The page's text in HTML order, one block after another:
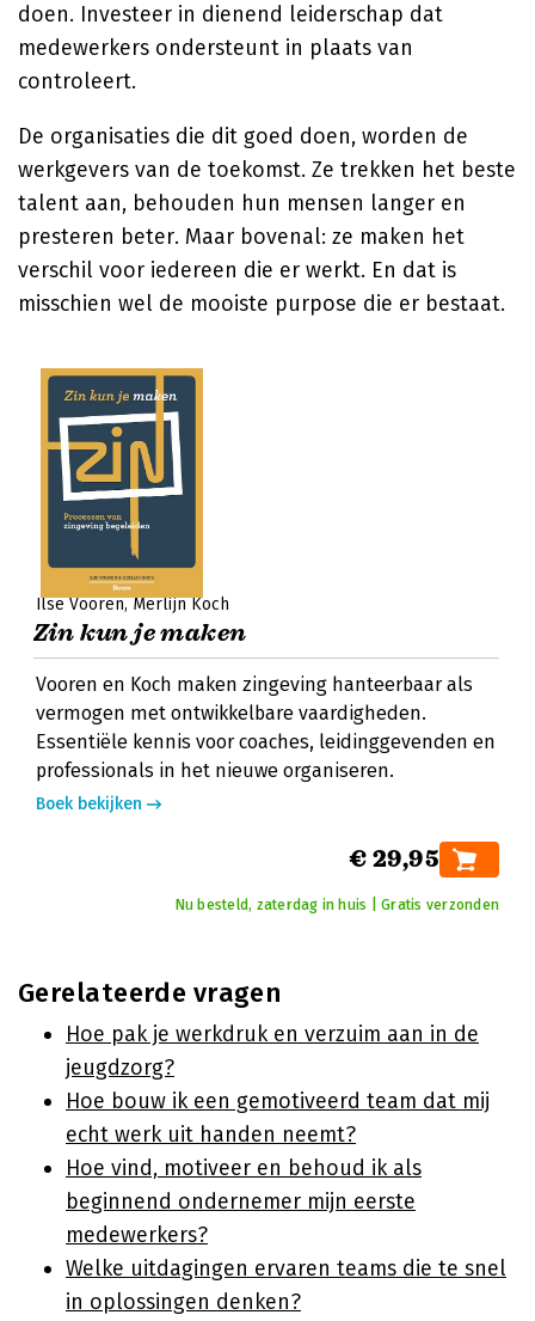
doen. Investeer in dienend leiderschap dat
medewerkers ondersteunt in plaats van
controleert.
De organisaties die dit goed doen, worden de
werkgevers van de toekomst. Ze trekken het beste
talent aan, behouden hun mensen langer en
presteren beter. Maar bovenal: ze maken het
verschil voor iedereen die er werkt. En dat is
misschien wel de mooiste purpose die er bestaat.
Ilse Vooren Merlijn Koch
Zin kun je maken
Vooren en Koch maken zingeving hanteerbaar als
vermogen met ontwikkelbare vaardigheden.
Essentiële kennis voor coaches, leidinggevenden en
professionals in het nieuwe organiseren.
Boek bekijken
€ 29,95
Nu besteld, zaterdag in huis | Gratis verzonden
Gerelateerde vragen
Hoe pak je werkdruk en verzuim aan in de
jeugdzorg?
Hoe bouw ik een gemotiveerd team dat mij
echt werk uit handen neemt?
Hoe vind, motiveer en behoud ik als
beginnend ondernemer mijn eerste
medewerkers?
Welke uitdagingen ervaren teams die te snel
in oplossingen denken?